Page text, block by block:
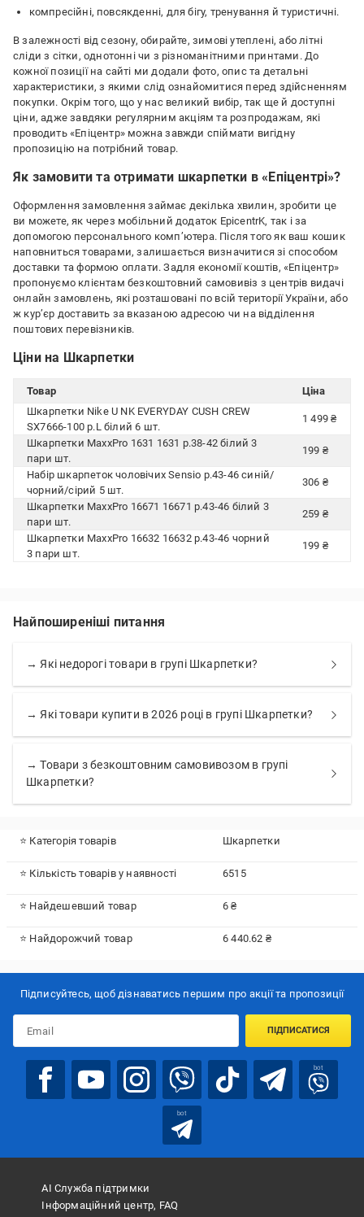
компресійні, повсякденні, для бігу, тренування й туристичні.
В залежності від сезону, обирайте, зимові утеплені, або літні
сліди з сітки, однотонні чи з різноманітними принтами. До
кожної позиції на сайті ми додали фото, опис та детальні
характеристики, з якими слід ознайомитися перед здійсненням
покупки. Окрім того, що у нас великий вибір, так ще й доступні
ціни, адже завдяки регулярним акціям та розпродажам, які
проводить «Епіцентр» можна завжди спіймати вигідну
пропозицію на потрібний товар.
Як замовити та отримати шкарпетки в «Епіцентрі»?
Оформлення замовлення займає декілька хвилин, зробити це
ви можете, як через мобільний додаток EpicentrK, так і за
допомогою персонального комп’ютера. Після того як ваш кошик
наповниться товарами, залишається визначитися зі способом
доставки та формою оплати. Задля економії коштів, «Епіцентр»
пропонуємо клієнтам безкоштовний самовивіз з центрів видачі
онлайн замовлень, які розташовані по всій території України, або
ж кур’єр доставить за вказаною адресою чи на відділення
поштових перевізників.
Ціни на Шкарпетки
Товар
Ціна
Шкарпетки Nike U NK EVERYDAY CUSH CREW
SX7666-100 р.L білий 6 шт.
1 499 ₴
Шкарпетки MaxxPro 1631 1631 р.38-42 білий 3
пари шт.
199 ₴
Набір шкарпеток чоловічих Sensio р.43-46 синій/
чорний/сірий 5 шт.
306 ₴
Шкарпетки MaxxPro 16671 16671 р.43-46 білий 3
пари шт.
259 ₴
Шкарпетки MaxxPro 16632 16632 р.43-46 чорний
3 пари шт.
199 ₴
Найпоширеніші питання
→ Які недорогі товари в групі Шкарпетки?
→ Які товари купити в 2026 році в групі Шкарпетки?
→ Товари з безкоштовним самовивозом в групі
Шкарпетки?
⭐ Категорія товарів Шкарпетки
⭐ Кількість товарів у наявності 6515
⭐ Найдешевший товар 6 ₴
⭐ Найдорожчий товар 6 440.62 ₴
Підписуйтесь, щоб дізнаватись першим про акції та пропозиції
ПІДПИСАТИСЯ
bot
bot
АІ Служба підтримки
Інформаційний центр, FAQ